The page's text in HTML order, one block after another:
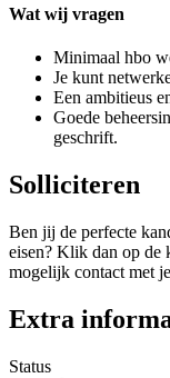
Wat wij vragen
Minimaal hbo
Je kunt
Een ambitieus
Goede
geschrift.
Solliciteren
Ben jij de perfecte
eisen? Klik dan op de
mogelijk contact met
Extra
Status